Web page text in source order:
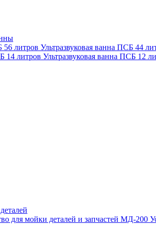
56 литров Ультразвуковая ванна ПСБ 44
14 литров Ультразвуковая ванна ПСБ 12
для мойки деталей и запчастей МД-200